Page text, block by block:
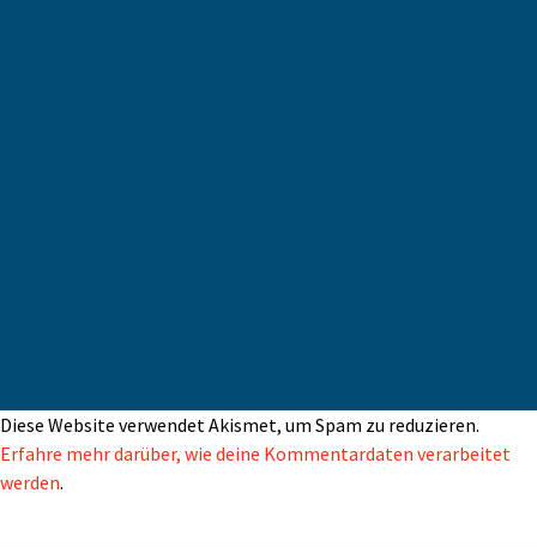
Diese Website verwendet Akismet, um Spam zu reduzieren.
Erfahre mehr darüber, wie deine Kommentardaten verarbeitet
werden.